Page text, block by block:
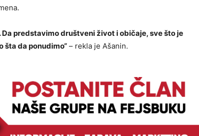
predstavimo društveni život i običaje, sve što je
šta da ponudimo“ – rekla je Ašanin.